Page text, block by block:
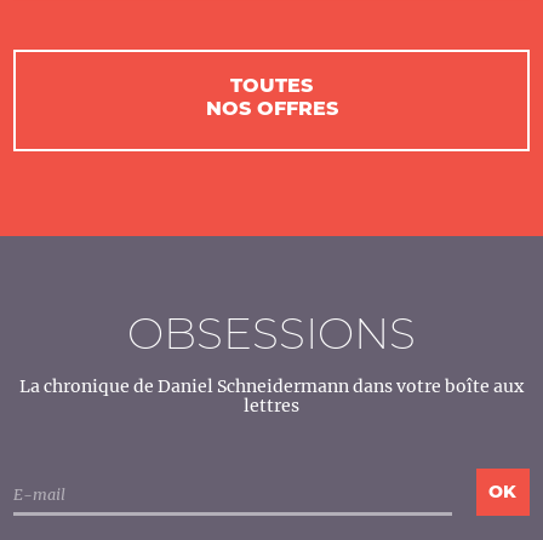
TOUTES
NOS OFFRES
OBSESSIONS
La chronique de Daniel Schneidermann dans votre boîte aux
lettres